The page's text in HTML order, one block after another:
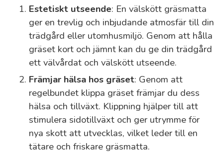
Estetiskt utseende: En välskött gräsmatta
ger en trevlig och inbjudande atmosfär till din
trädgård eller utomhusmiljö. Genom att hålla
gräset kort och jämnt kan du ge din trädgård
ett välvårdat och välskött utseende.
Främjar hälsa hos gräset: Genom att
regelbundet klippa gräset främjar du dess
hälsa och tillväxt. Klippning hjälper till att
stimulera sidotillväxt och ger utrymme för
nya skott att utvecklas, vilket leder till en
tätare och friskare gräsmatta.